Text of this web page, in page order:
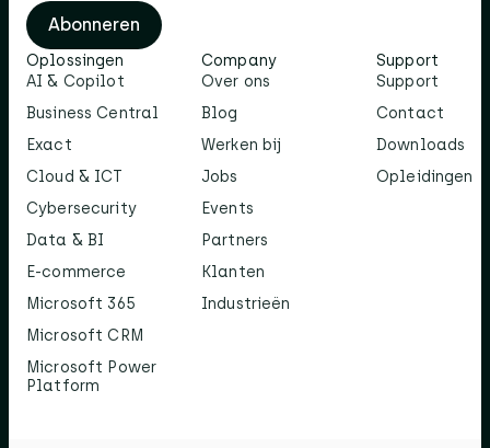
Abonneren
Oplossingen
AI & Copilot
Business Central
Exact
Cloud & ICT
Cybersecurity
Data & BI
E-commerce
Microsoft 365
Microsoft CRM
Microsoft Power
Platform
Company
Over ons
Blog
Werken bij
Jobs
Events
Partners
Klanten
Industrieën
Support
Support
Contact
Downloads
Opleidingen